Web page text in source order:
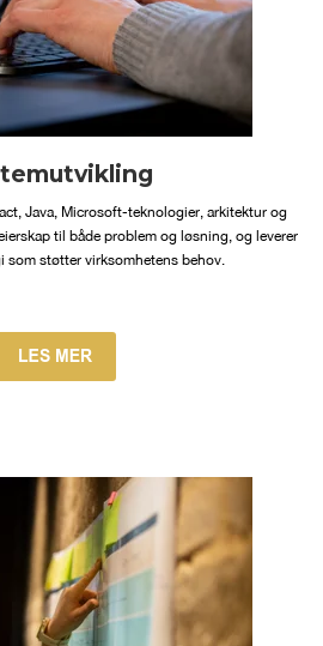
Java, Microsoft-teknologier, arkitektur og
til både problem og løsning, og leverer
som støtter virksomhetens behov.